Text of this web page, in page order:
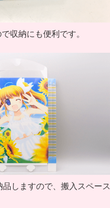
収納にも便利です。
しますので、搬入スペース